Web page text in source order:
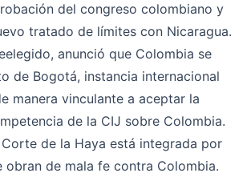
del congreso colombiano y
tratado de límites con Nicaragua.
anunció que Colombia se
de Bogotá, instancia internacional
manera vinculante a aceptar la
de la CIJ sobre Colombia.
de la Haya está integrada por
obran de mala fe contra Colombia.